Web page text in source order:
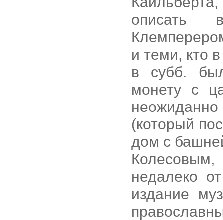
описать
и теми, кто
в субб.
монету с
(который
дом с
недалеко
издание